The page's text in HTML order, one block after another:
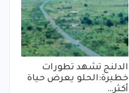
الدلنج تشهد تطورات
خطيرة:الحلو يعرض حياة
أكثر…